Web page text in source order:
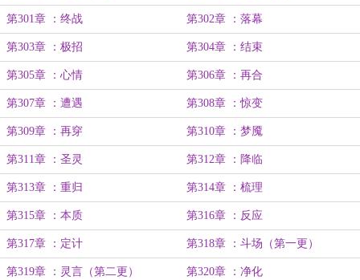
第301章 ：终战 第302章 ：落幕
第303章 ：极招 第304章 ：结束
第305章 ：心情 第306章 ：再合
第307章 ：遭遇 第308章 ：惊变
第309章 ：再穿 第310章 ：梦魇
第311章 ：圣灵 第312章 ：降临
第313章 ：重归 第314章 ：梳理
第315章 ：本质 第316章 ：反应
第317章 ：定计 第318章 ：斗场（第一更）
第319章 ：灵言（第二更） 第320章 ：净化